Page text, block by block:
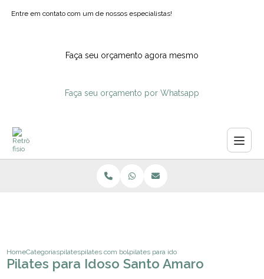
Entre em contato com um de nossos especialistas!
Faça seu orçamento agora mesmo
Faça seu orçamento por Whatsapp
HomeCategoriaspilatespilates com bola para idosospilates para idoso santo amaro
Pilates para Idoso Santo Amaro